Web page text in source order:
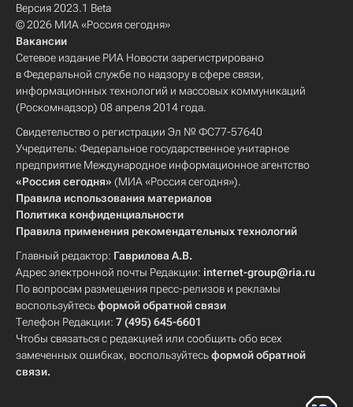
Версия 2023.1 Beta
© 2026 МИА «Россия сегодня»
Вакансии
Сетевое издание РИА Новости зарегистрировано
в Федеральной службе по надзору в сфере связи,
информационных технологий и массовых коммуникаций
(Роскомнадзор) 08 апреля 2014 года.
Свидетельство о регистрации Эл № ФС77-57640
Учредитель: Федеральное государственное унитарное
предприятие Международное информационное агентство
«Россия сегодня» (МИА «Россия сегодня»).
Правила использования материалов
Политика конфиденциальности
Правила применения рекомендательных технологий
Главный редактор: Гаврилова А.В.
Адрес электронной почты Редакции: internet-group@ria.ru
По вопросам размещения пресс-релизов и рекламы
воспользуйтесьформой обратной связи
Телефон Редакции: 7 (495) 645-6601
Чтобы связаться с редакцией или сообщить обо всех
замеченных ошибках, воспользуйтесьформой обратной
связи.